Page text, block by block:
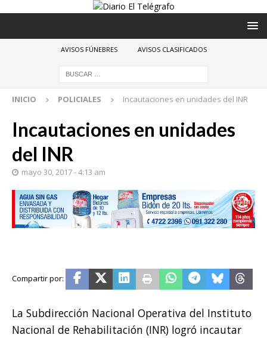
AVISOS FÚNEBRES AVISOS CLASIFICADOS
INICIO POLICIALES Incautaciones en unidades del INR
Incautaciones en unidades
del INR
mayo 30, 2017 - 4:13 am
La Subdirección Nacional Operativa del Instituto
Nacional de Rehabilitación (INR) logró incautar